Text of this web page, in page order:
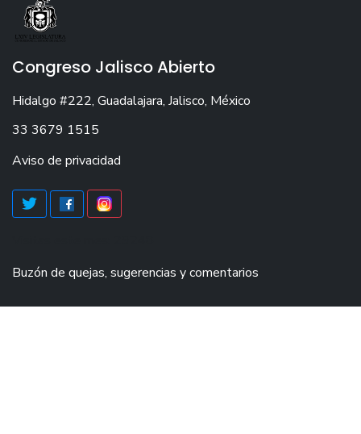
Congreso Jalisco Abierto
Hidalgo #222, Guadalajara, Jalisco, México
33 3679 1515
Aviso de privacidad
Buzón de quejas, sugerencias y comentarios